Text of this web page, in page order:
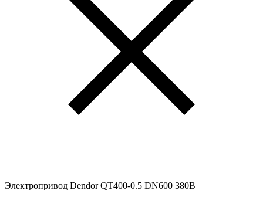
Электропривод Dendor QT400-0.5 DN600 380В